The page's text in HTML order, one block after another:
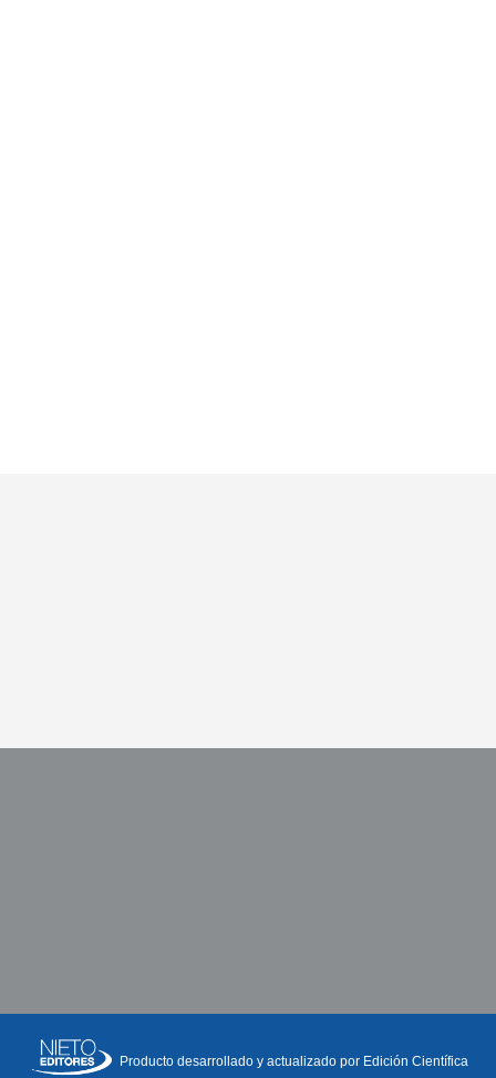
Producto desarrollado y actualizado por Edición Científica